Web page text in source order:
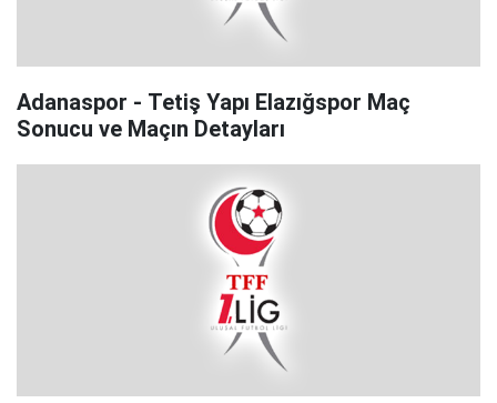
Adanaspor - Tetiş Yapı Elazığspor Maç
Sonucu ve Maçın Detayları